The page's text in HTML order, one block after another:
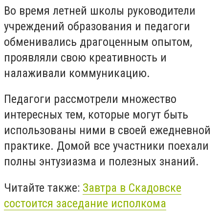
Во время летней школы руководители
учреждений образования и педагоги
обменивались драгоценным опытом,
проявляли свою креативность и
налаживали коммуникацию.
Педагоги рассмотрели множество
интересных тем, которые могут быть
использованы ними в своей ежедневной
практике. Домой все участники поехали
полны энтузиазма и полезных знаний.
Читайте также: Завтра в Скадовске
состоится заседание исполкома